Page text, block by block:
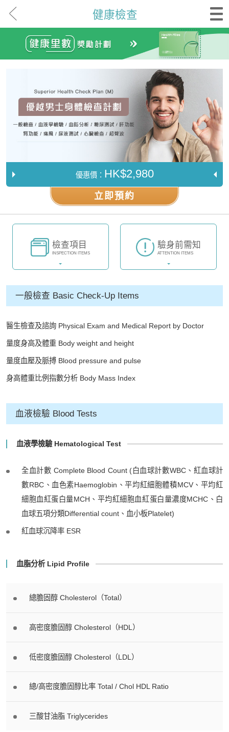
健康檢查
優惠價： HK$2,980
立即預約
檢查項目
INSPECTION ITEMS
驗身前需知
ATTENTION ITEMS
一般檢查 Basic Check-Up Items
醫生檢查及諮詢 Physical Exam and Medical Report by Doctor
量度身高及體重 Body weight and height
量度血壓及脈搏 Blood pressure and pulse
身高體重比例指數分析 Body Mass Index
血液檢驗 Blood Tests
血液學檢驗 Hematological Test
全血計數 Complete Blood Count (白血球計數WBC、紅血球計
數RBC、血色素Haemoglobin、平均紅細胞體積MCV、平均紅
細胞血紅蛋白量MCH、平均紅細胞血紅蛋白量濃度MCHC、白
血球五項分類Differential count、血小板Platelet)
紅血球沉降率 ESR
血脂分析 Lipid Profile
總膽固醇 Cholesterol（Total）
高密度膽固醇 Cholesterol（HDL）
低密度膽固醇 Cholesterol（LDL）
總/高密度膽固醇比率 Total / Chol HDL Ratio
三酸甘油脂 Triglycerides